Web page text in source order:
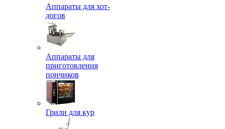
Аппараты для хот-
догов
Аппараты для
приготовления
пончиков
Грили для кур